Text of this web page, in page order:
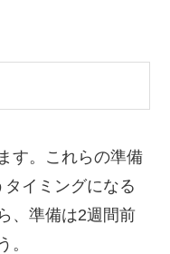
す。これらの準備
イミングになる
、準備は2週間前
。